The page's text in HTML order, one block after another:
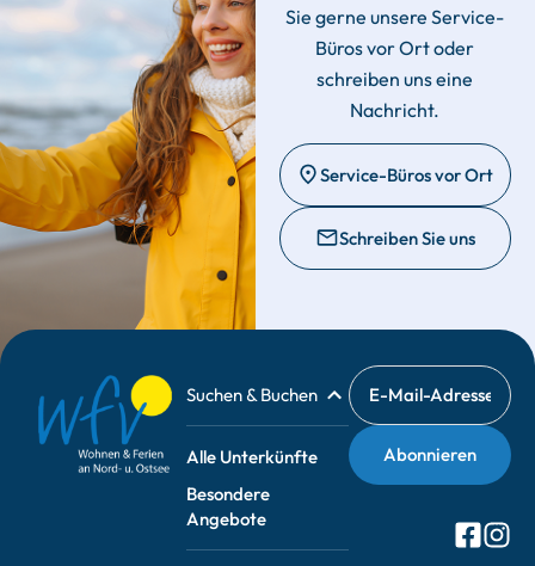
Sie gerne unsere Service-
Büros vor Ort oder
schreiben uns eine
Nachricht.
Service-Büros vor Ort
Schreiben Sie uns
Suchen & Buchen
Alle Unterkünfte
Besondere
Angebote